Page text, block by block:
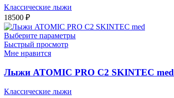
Классические лыжи
18500 ₽
Выберите параметры
Быстрый просмотр
Мне нравится
Лыжи ATOMIC PRO C2 SKINTEC med
Классические лыжи